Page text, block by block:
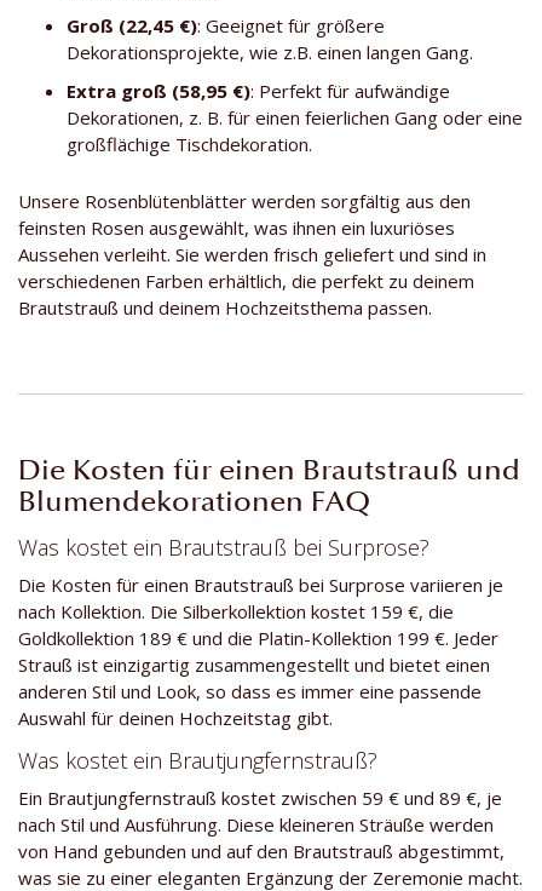
Groß (22,45 €): Geeignet für größere
Dekorationsprojekte, wie z.B. einen langen Gang.
Extra groß (58,95 €): Perfekt für aufwändige
Dekorationen, z. B. für einen feierlichen Gang oder eine
großflächige Tischdekoration.
Unsere Rosenblütenblätter werden sorgfältig aus den
feinsten Rosen ausgewählt, was ihnen ein luxuriöses
Aussehen verleiht. Sie werden frisch geliefert und sind in
verschiedenen Farben erhältlich, die perfekt zu deinem
Brautstrauß und deinem Hochzeitsthema passen.
Die Kosten für einen Brautstrauß und
Blumendekorationen FAQ
Was kostet ein Brautstrauß bei Surprose?
Die Kosten für einen Brautstrauß bei Surprose variieren je
nach Kollektion. Die Silberkollektion kostet 159 €, die
Goldkollektion 189 € und die Platin-Kollektion 199 €. Jeder
Strauß ist einzigartig zusammengestellt und bietet einen
anderen Stil und Look, so dass es immer eine passende
Auswahl für deinen Hochzeitstag gibt.
Was kostet ein Brautjungfernstrauß?
Ein Brautjungfernstrauß kostet zwischen 59 € und 89 €, je
nach Stil und Ausführung. Diese kleineren Sträuße werden
von Hand gebunden und auf den Brautstrauß abgestimmt,
was sie zu einer eleganten Ergänzung der Zeremonie macht.